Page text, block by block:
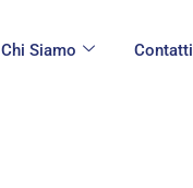
Chi Siamo Contatti